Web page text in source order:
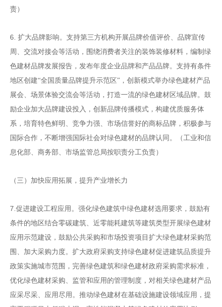
责）
6. 扩大品牌影响。支持第三方机构开展品牌价值评价、品牌宣传
周、交流对接会等活动，围绕消费者关注的装饰装修材料，编制绿
色建材品牌发展报告，发布年度企业品牌和产品品牌。支持有条件
地区创建“全国质量品牌提升示范区” ，创新模式举办绿色建材产品
展会、场景体验交流会等活动，打造一流的绿色建材区域品牌。鼓
励企业加大品牌建设投入，创新品牌传播模式，构建优质服务体
系，培育特色鲜明、竞争力强、市场信誉好的商标品牌，积极参与
国际合作，不断增强国际社会对绿色建材的品牌认同。
（工业和信
息化部、商务部、市场监管总局按职责分工负责）
（三）加快应用拓展，提升产业增长力
7. 促进建设工程应用。强化绿色建筑中绿色建材选用要求，鼓励有
条件的地区结合零碳建筑、近零能耗建筑等建筑类型开展绿色建材
应用示范建设，鼓励公共采购和市场投资项目扩大绿色建材采购范
围、加大采购力度。扩大政府采购支持绿色建材促进建筑品质提升
政策实施城市范围，完善绿色建筑和绿色建材政府采购需求标准，
优化绿色建材采购、监管和应用的管理制度，对相关绿色建材产品
应采尽采、应用尽用。推动绿色建材在基础设施建设领域应用，提